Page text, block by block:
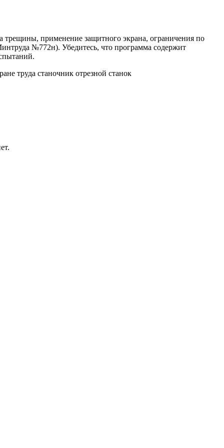
трещины, применение защитного экрана, ограничения по
№772н). Убедитесь, что программа содержит
труда станочник отрезной станок